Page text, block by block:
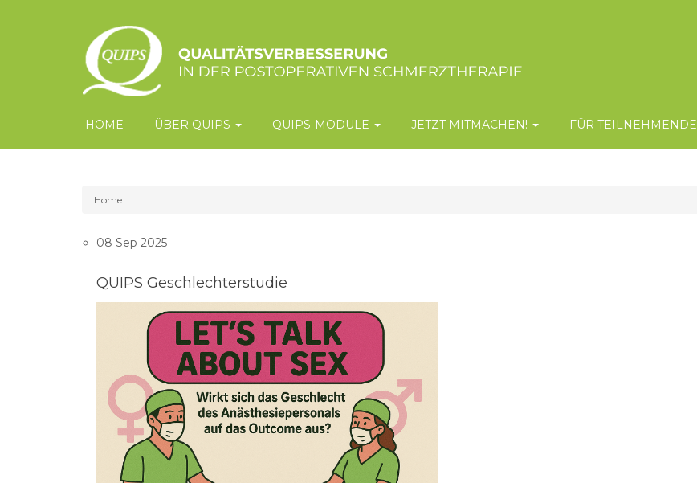
Main
navigation
HOME ÜBER QUIPS QUIPS-MODULE JETZT MITMACHEN! FÜR TEILNEHMENDE
Home
08 Sep 2025
QUIPS Geschlechterstudie